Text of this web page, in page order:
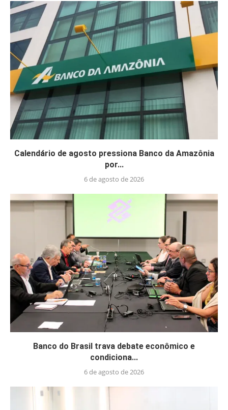
Calendário de agosto pressiona Banco da Amazônia
por...
6 de agosto de 2026
Banco do Brasil trava debate econômico e
condiciona...
6 de agosto de 2026